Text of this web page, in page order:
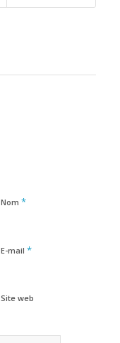
Nom *
E-mail *
Site web